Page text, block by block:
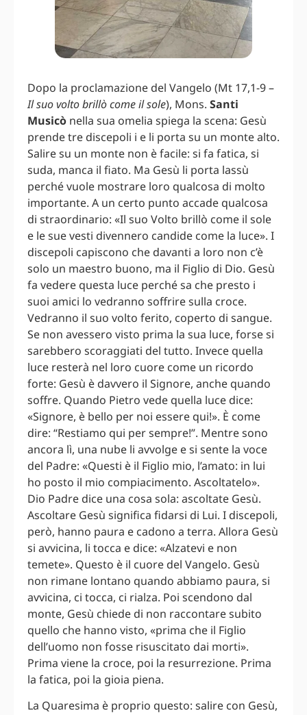
Dopo la proclamazione del Vangelo (Mt 17,1-9 –
Il suo volto brillò come il sole), Mons. Santi
Musicò nella sua omelia spiega la scena: Gesù
prende tre discepoli i e li porta su un monte alto.
Salire su un monte non è facile: si fa fatica, si
suda, manca il fiato. Ma Gesù li porta lassù
perché vuole mostrare loro qualcosa di molto
importante. A un certo punto accade qualcosa
di straordinario: «Il suo Volto brillò come il sole
e le sue vesti divennero candide come la luce». I
discepoli capiscono che davanti a loro non c’è
solo un maestro buono, ma il Figlio di Dio. Gesù
fa vedere questa luce perché sa che presto i
suoi amici lo vedranno soffrire sulla croce.
Vedranno il suo volto ferito, coperto di sangue.
Se non avessero visto prima la sua luce, forse si
sarebbero scoraggiati del tutto. Invece quella
luce resterà nel loro cuore come un ricordo
forte: Gesù è davvero il Signore, anche quando
soffre. Quando Pietro vede quella luce dice:
«Signore, è bello per noi essere qui!». È come
dire: “Restiamo qui per sempre!”. Mentre sono
ancora lì, una nube li avvolge e si sente la voce
del Padre: «Questi è il Figlio mio, l’amato: in lui
ho posto il mio compiacimento. Ascoltatelo».
Dio Padre dice una cosa sola: ascoltate Gesù.
Ascoltare Gesù significa fidarsi di Lui. I discepoli,
però, hanno paura e cadono a terra. Allora Gesù
si avvicina, li tocca e dice: «Alzatevi e non
temete». Questo è il cuore del Vangelo. Gesù
non rimane lontano quando abbiamo paura, si
avvicina, ci tocca, ci rialza. Poi scendono dal
monte, Gesù chiede di non raccontare subito
quello che hanno visto, «prima che il Figlio
dell’uomo non fosse risuscitato dai morti».
Prima viene la croce, poi la resurrezione. Prima
la fatica, poi la gioia piena.
La Quaresima è proprio questo: salire con Gesù,